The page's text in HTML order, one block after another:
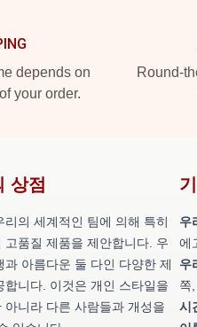
depends on
your order.
Round-
상점
리의 세계적인 팀에 의해 특히
고품질 제품을 제안합니다. 우
과 아름다운 둘 다인 다양한 제
합니다. 이것은 개인 스타일을
아니라 다른 사람들과 개성을
우
에
우
쪽
시